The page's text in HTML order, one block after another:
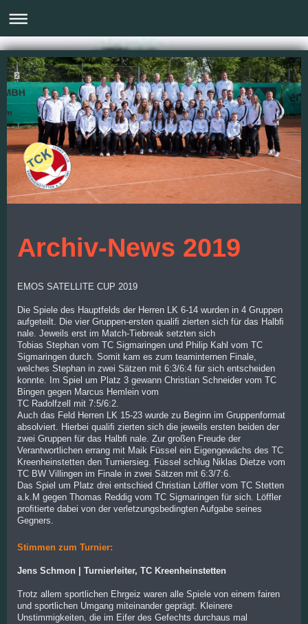
Archiv-News 2019
EMOS SATELLITE CUP 2019
Die Spiele des Hauptfelds der Herren LK 6-14 wurden in 4 Gruppen
aufgeteilt. Die vier Gruppen-ersten qualiﬁ zierten sich für das Halbﬁ
nale. Jeweils erst im Match-Tiebreak setzten sich
Tobias Stephan vom TC Sigmaringen und Philip Kahl vom TC
Sigmaringen durch. Somit kam es zum teaminternen Finale,
welches Stephan in zwei Sätzen mit 6:3/6:4 für sich entscheiden
konnte. Im Spiel um Platz 3 gewann Christian Schneider vom TC
Bingen gegen Marcus Hemlein vom
TC Radolfzell mit 7:5/6:2.
Auch das Feld Herren LK 15-23 wurde zu Beginn im Gruppenformat
absolviert. Hierbei qualiﬁ zierten sich die jeweils ersten beiden der
zwei Gruppen für das Halbﬁ nale. Zur großen Freude der
Verantwortlichen errang mit Maik Füssel ein Eigengewächs des TC
Kreenheinstetten den Turniersieg. Füssel schlug Niklas Dietze vom
TC BW Villingen im Finale in zwei Sätzen mit 6:3/7:6.
Das Spiel um Platz drei entschied Christian Löffler vom TC Stetten
a.k.M gegen Thomas Reddig vom TC Sigmaringen für sich. Löffler
proﬁtierte dabei von der verletzungsbedingten Aufgabe seines
Gegners.
Stimmen zum Turnier:
Jens Schmon | Turnierleiter, TC Kreenheinstetten
Trotz allem sportlichen Ehrgeiz waren alle Spiele von einem fairen
und sportlichen Umgang miteinander geprägt. Kleinere
Unstimmigkeiten, die im Eifer des Gefechts durchaus mal